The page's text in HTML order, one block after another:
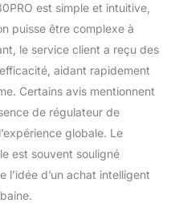
est simple et intuitive,
puisse être complexe à
le service client a reçu des
aidant rapidement
Certains avis mentionnent
de régulateur de
globale. Le
est souvent souligné
d’un achat intelligent